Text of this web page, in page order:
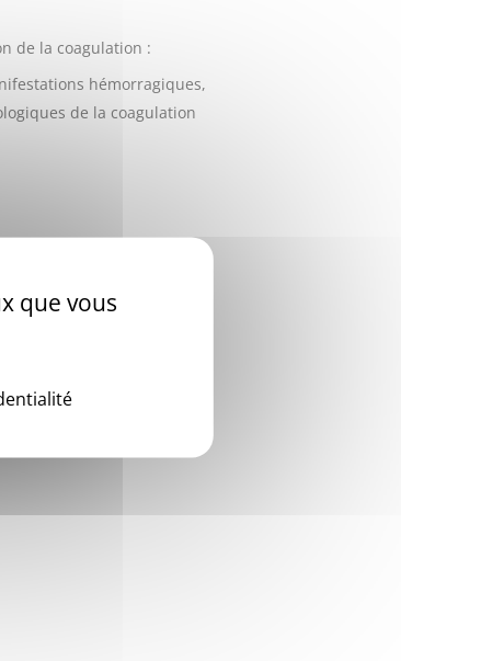
de la coagulation :
hémorragiques,
de la coagulation
que vous